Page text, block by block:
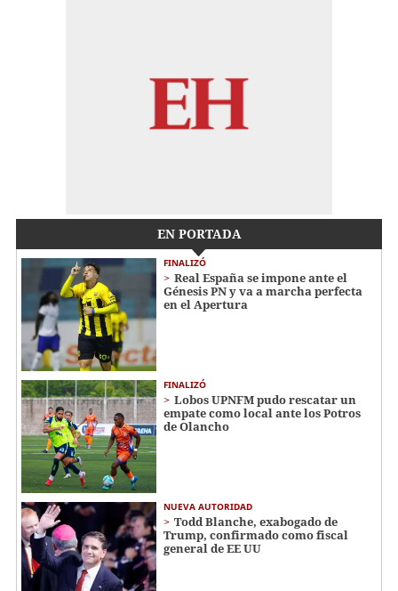
EN PORTADA
FINALIZÓ
Real España se impone ante el
Génesis PN y va a marcha perfecta
en el Apertura
FINALIZÓ
Lobos UPNFM pudo rescatar un
empate como local ante los Potros
de Olancho
NUEVA AUTORIDAD
Todd Blanche, exabogado de
Trump, confirmado como fiscal
general de EE UU